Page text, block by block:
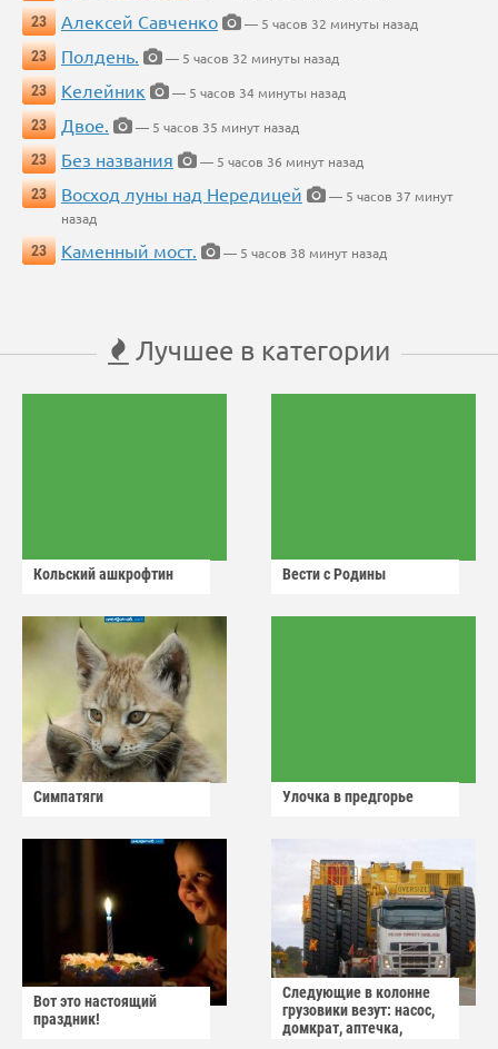
23
Алексей Савченко
— 5 часов 32 минуты назад
23
Полдень.
— 5 часов 32 минуты назад
23
Келейник
— 5 часов 34 минуты назад
23
Двое.
— 5 часов 35 минут назад
23
Без названия
— 5 часов 36 минут назад
23
Восход луны над Нередицей
— 5 часов 37 минут
назад
23
Каменный мост. — 5 часов 38 минут назад
Лучшее в категории
Кольский ашкрофтин Вести с Родины
Симпатяги Улочка в предгорье
Вот это настоящий
праздник!
Следующие в колонне
грузовики везут: насос,
домкрат, аптечка,